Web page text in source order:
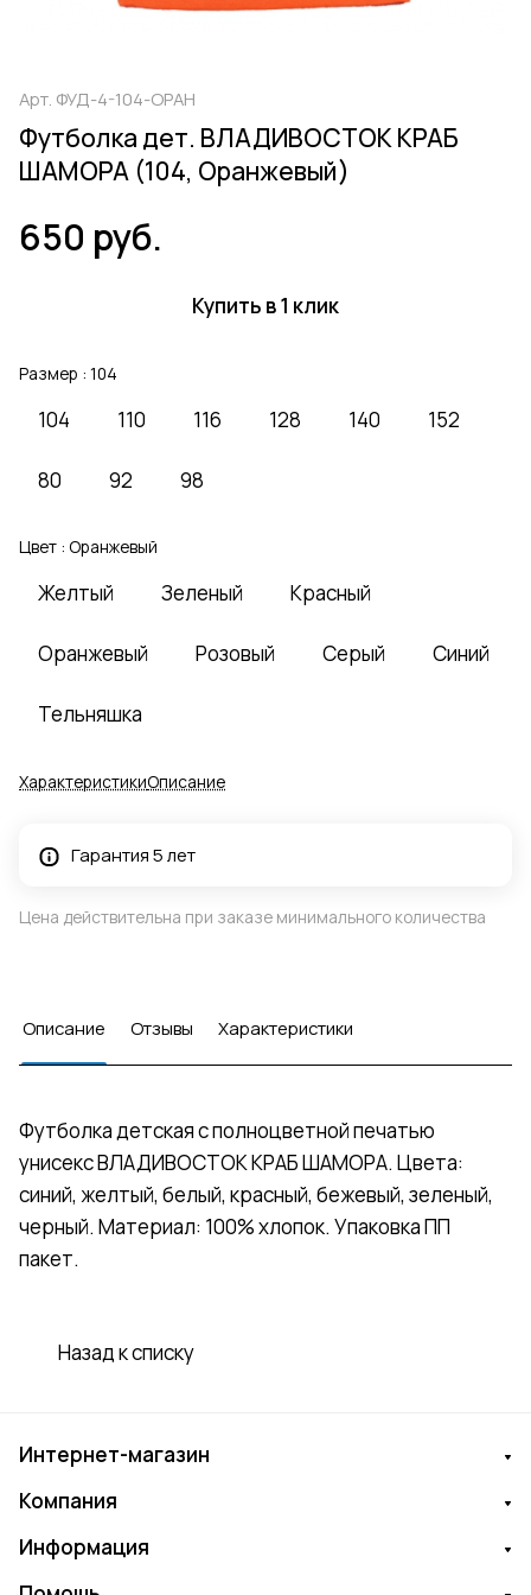
Арт. ФУД-4-104-ОРАН
Футболка дет. ВЛАДИВОСТОК КРАБ
ШАМОРА (104, Оранжевый)
650 руб.
Купить в 1 клик
Размер : 104
104 110 116 128 140 152
80 92 98
Цвет : Оранжевый
Желтый Зеленый Красный
Оранжевый Розовый Серый Синий
Тельняшка
ХарактеристикиОписание
Гарантия 5 лет
Цена действительна при заказе минимального количества
Описание Отзывы Характеристики
Футболка детская с полноцветной печатью
унисекс ВЛАДИВОСТОК КРАБ ШАМОРА. Цвета:
синий, желтый, белый, красный, бежевый, зеленый,
черный. Материал: 100% хлопок. Упаковка ПП
пакет.
Назад к списку
Интернет-магазин
Компания
Информация